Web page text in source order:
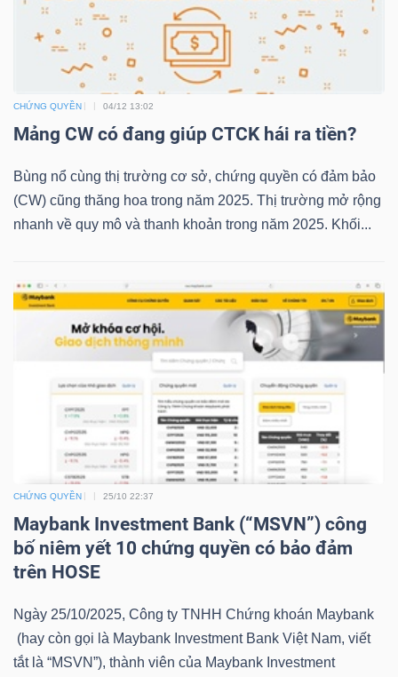
CHỨNG QUYỀN 04/12 13:02
Mảng CW có đang giúp CTCK hái ra tiền?
Bùng nổ cùng thị trường cơ sở, chứng quyền có đảm bảo
(CW) cũng thăng hoa trong năm 2025. Thị trường mở rộng
nhanh về quy mô và thanh khoản trong năm 2025. Khối...
CHỨNG QUYỀN 25/10 22:37
Maybank Investment Bank (“MSVN”) công
bố niêm yết 10 chứng quyền có bảo đảm
trên HOSE
Ngày 25/10/2025, Công ty TNHH Chứng khoán Maybank
(hay còn gọi là Maybank Investment Bank Việt Nam, viết
tắt là “MSVN”), thành viên của Maybank Investment
VS-
SECTOR
LƯỢNG
NGUYÊN
LIỆU
CÔNG
NGHIỆP
DÙNG
KHÔNG
THIẾT